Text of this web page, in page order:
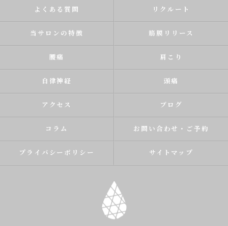
よくある質問 リクルート
当サロンの特徴 筋膜リリース
腰痛 肩こり
自律神経 頭痛
アクセス ブログ
コラム お問い合わせ・ご予約
プライバシーポリシー サイトマップ